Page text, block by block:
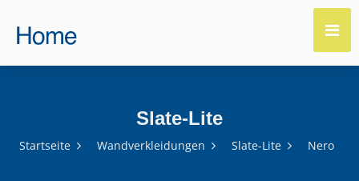
Slate-Lite
Startseite Wandverkleidungen Slate-Lite Nero